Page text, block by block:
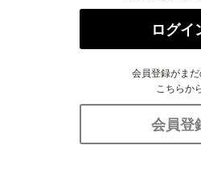
ログイ
会員登録がま
こちらか
会員登